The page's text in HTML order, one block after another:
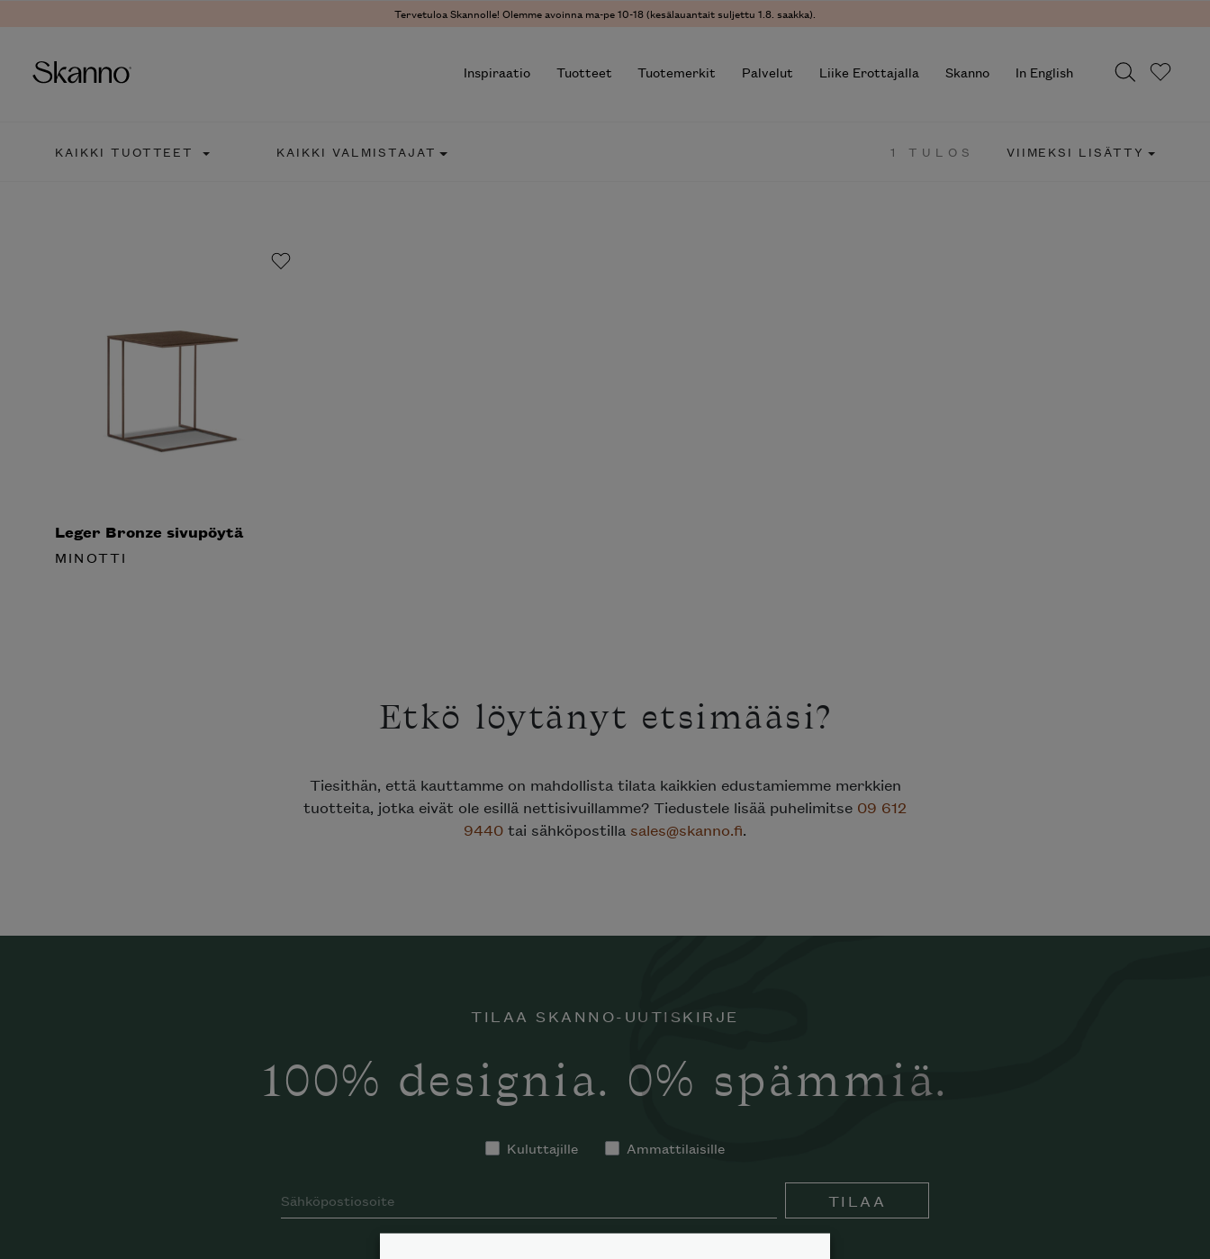
Tervetuloa Skannolle! Olemme avoinna ma-pe 10-18 (kesälauantait suljettu 1.8. saakka).
Inspiraatio Tuotteet Tuotemerkit Palvelut Liike Erottajalla Skanno In English
KAIKKI TUOTTEET KAIKKI VALMISTAJAT 1 TULOS VIIMEKSI LISÄTTY
Leger Bronze sivupöytä
MINOTTI
Etkö löytänyt etsimääsi?
Tiesithän, että kauttamme on mahdollista tilata kaikkien edustamiemme merkkien
tuotteita, jotka eivät ole esillä nettisivuillamme? Tiedustele lisää puhelimitse09 612
9440tai sähköpostillasales@skanno.fi.
TILAA SKANNO-UUTISKIRJE
100% designia. 0% spämmiä.
Kuluttajille Ammattilaisille
TILAA
Haluatko tilata
Minotti’n
katalogin kotiisi?